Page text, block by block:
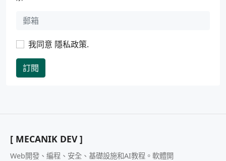
我同意 隱私政策.
訂閱
[ MECANIK DEV ]
Web開發、編程、安全、基礎設施和AI教程。軟體開